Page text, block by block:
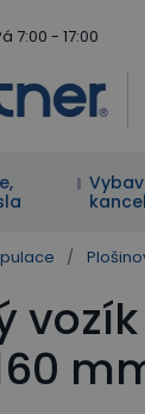
7:00 - 17:00
/